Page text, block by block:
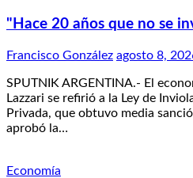
"Hace 20 años que no se
Francisco González agosto 8,
SPUTNIK ARGENTINA.- El
Lazzari se refirió a la Ley de
Privada, que obtuvo media
aprobó la…
Economía